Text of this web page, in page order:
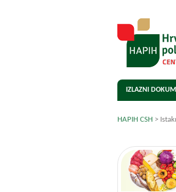
IZLAZNI
HAPIH CSH >